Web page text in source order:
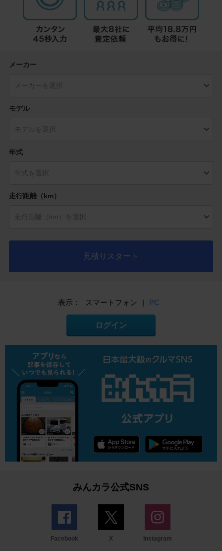
メーカー
モデル
年式
走行距離（km）
見積りスタート
表示： スマートフォン | PC
ログイン
みんカラ公式SNS
Facebook X Instagram